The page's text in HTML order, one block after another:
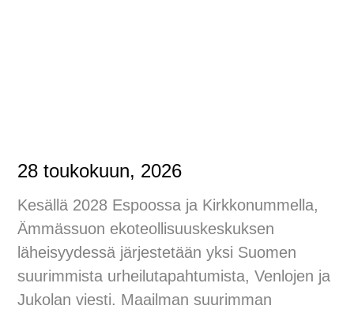
28 toukokuun, 2026
Kesällä 2028 Espoossa ja Kirkkonummella,
Ämmässuon ekoteollisuuskeskuksen
läheisyydessä järjestetään yksi Suomen
suurimmista urheilutapahtumista, Venlojen ja
Jukolan viesti. Maailman suurimman